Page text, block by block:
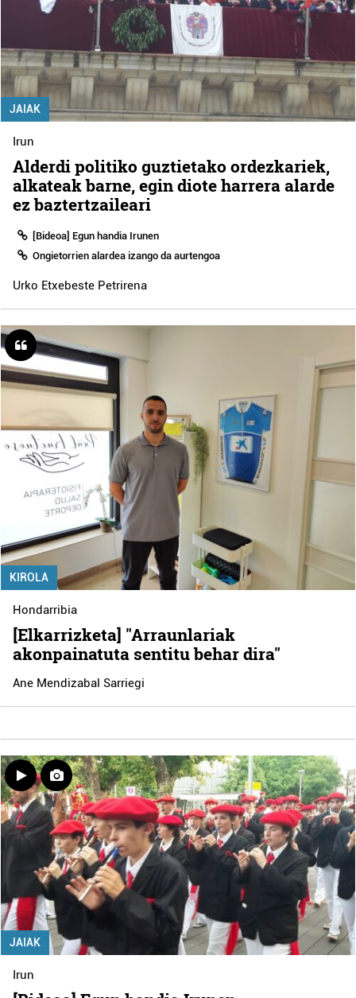
JAIAK
Irun
Alderdi politiko guztietako ordezkariek,
alkateak barne, egin diote harrera alarde
ez baztertzaileari
[Bideoa] Egun handia Irunen
Ongietorrien alardea izango da aurtengoa
Urko Etxebeste Petrirena
KIROLA
Hondarribia
[Elkarrizketa] "Arraunlariak
akonpainatuta sentitu behar dira"
Ane Mendizabal Sarriegi
JAIAK
Irun